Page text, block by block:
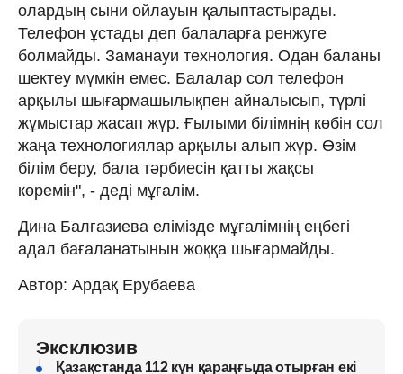
олардың сыни ойлауын қалыптастырады.
Телефон ұстады деп балаларға ренжуге
болмайды. Заманауи технология. Одан баланы
шектеу мүмкін емес. Балалар сол телефон
арқылы шығармашылықпен айналысып, түрлі
жұмыстар жасап жүр. Ғылыми білімнің көбін сол
жаңа технологиялар арқылы алып жүр. Өзім
білім беру, бала тәрбиесін қатты жақсы
көремін", - деді мұғалім.
Дина Балғазиева елімізде мұғалімнің еңбегі
адал бағаланатынын жоққа шығармайды.
Автор: Ардақ Ерубаева
Эксклюзив
Қазақстанда 112 күн қараңғыда отырған екі